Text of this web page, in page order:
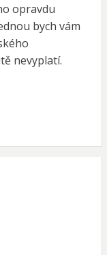
opravdu
bych vám
nevyplatí.